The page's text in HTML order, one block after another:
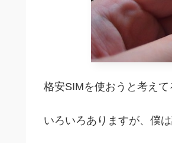
格安SIMを使おうと考えて
いろいろありますが、僕